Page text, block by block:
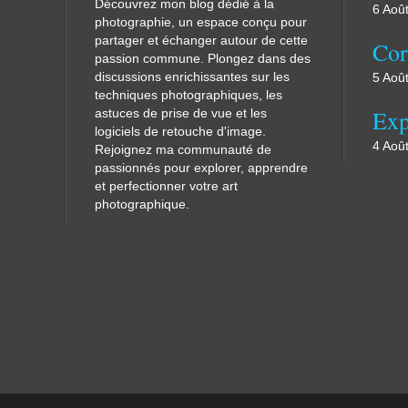
Découvrez mon blog dédié à la
photographie, un espace conçu pour
partager et échanger autour de cette
passion commune. Plongez dans des
discussions enrichissantes sur les
techniques photographiques, les
astuces de prise de vue et les
logiciels de retouche d'image.
Rejoignez ma communauté de
passionnés pour explorer, apprendre
et perfectionner votre art
photographique.
6
5
4